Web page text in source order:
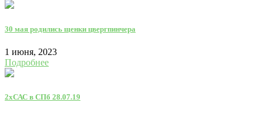
30 мая родились щенки цвергпинчера
1 июня, 2023
Подробнее
2хСАС в СПб 28.07.19